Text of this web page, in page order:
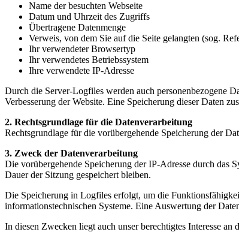
Name der besuchten Webseite
Datum und Uhrzeit des Zugriffs
Übertragene Datenmenge
Verweis, von dem Sie auf die Seite gelangten (sog.
Ihr verwendeter Browsertyp
Ihr verwendetes Betriebssystem
Ihre verwendete IP-Adresse
Durch die Server-Logfiles werden auch personenbezogene
Verbesserung der Website. Eine Speicherung dieser Daten
2. Rechtsgrundlage für die Datenverarbeitung
Rechtsgrundlage für die vorübergehende Speicherung der
3. Zweck der Datenverarbeitung
Die vorübergehende Speicherung der IP-Adresse durch das
Dauer der Sitzung gespeichert bleiben.
Die Speicherung in Logfiles erfolgt, um die
informationstechnischen Systeme. Eine Auswertung der
In diesen Zwecken liegt auch unser berechtigtes Interesse